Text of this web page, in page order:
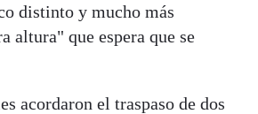
distinto y mucho más
altura" que espera que se
acordaron el traspaso de dos